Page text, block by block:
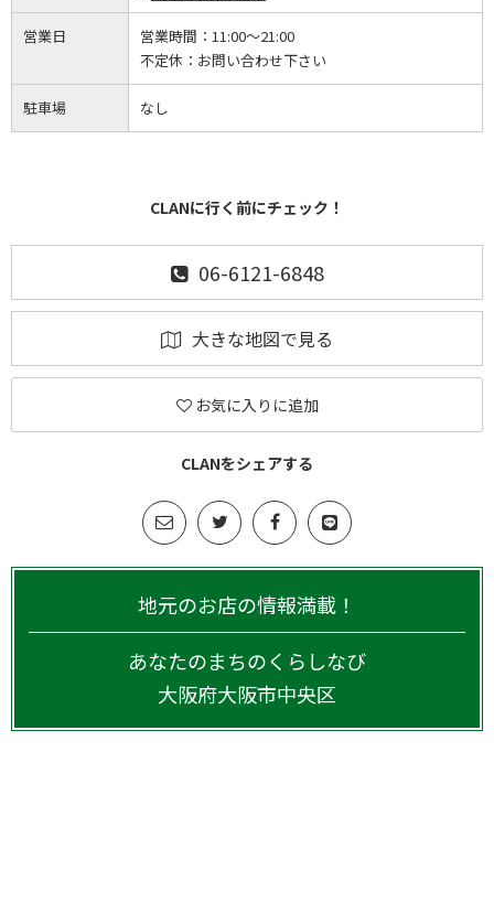
営業日 営業時間： 11:00～21:00
不定休： お問い合わせ下さい
駐車場 なし
CLANに行く前にチェック！
06-6121-6848
大きな地図で見る
お気に入りに追加
CLANをシェアする
地元のお店の情報満載！
あなたのまちのくらしなび
大阪府大阪市中央区